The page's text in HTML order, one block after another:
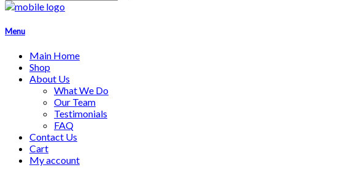
Menu
Main Home
Shop
About Us
What We Do
Our Team
Testimonials
FAQ
Contact Us
Cart
My account